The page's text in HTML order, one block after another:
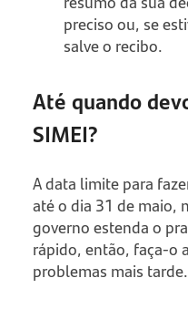
preciso ou, se
salve o recibo.
Até quando
SIMEI?
A data limite para
até o dia 31 de maio,
governo estenda o
rápido, então, faça-o
problemas mais tarde.